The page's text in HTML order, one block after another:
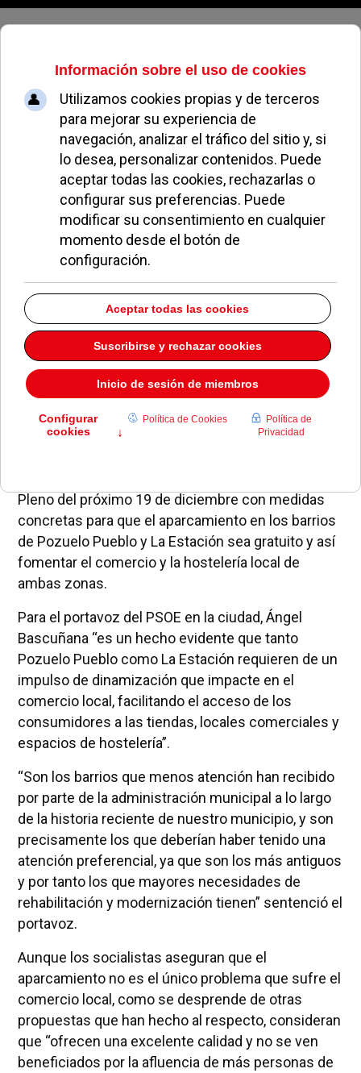
Domingo, 09 de agosto de 2026
El PSOE propone que el
aparcamiento sea gratuito en el
Pueblo y la Estación para
fomentar el comercio
REDACCIÓN POLÍTICA 12 DICIEMBRE 2019
Pleno del próximo 19 de diciembre con medidas
concretas para que el aparcamiento en los barrios
de Pozuelo Pueblo y La Estación sea gratuito y así
fomentar el comercio y la hostelería local de
ambas zonas.
Para el portavoz del PSOE en la ciudad, Ángel
Bascuñana “es un hecho evidente que tanto
Pozuelo Pueblo como La Estación requieren de un
impulso de dinamización que impacte en el
comercio local, facilitando el acceso de los
consumidores a las tiendas, locales comerciales y
espacios de hostelería”.
“Son los barrios que menos atención han recibido
por parte de la administración municipal a lo largo
de la historia reciente de nuestro municipio, y son
precisamente los que deberían haber tenido una
atención preferencial, ya que son los más antiguos
y por tanto los que mayores necesidades de
rehabilitación y modernización tienen” sentenció el
portavoz.
Aunque los socialistas aseguran que el
aparcamiento no es el único problema que sufre el
comercio local, como se desprende de otras
propuestas que han hecho al respecto, consideran
que “ofrecen una excelente calidad y no se ven
beneficiados por la afluencia de más personas de